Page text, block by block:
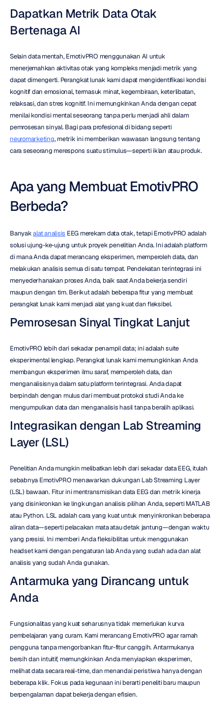
Dapatkan Metrik Data Otak
Bertenaga AI
Selain data mentah, EmotivPRO menggunakan AI untuk
menerjemahkan aktivitas otak yang kompleks menjadi metrik yang
dapat dimengerti. Perangkat lunak kami dapat mengidentifikasi kondisi
kognitif dan emosional, termasuk minat, kegembiraan, keterlibatan,
relaksasi, dan stres kognitif. Ini memungkinkan Anda dengan cepat
menilai kondisi mental seseorang tanpa perlu menjadi ahli dalam
pemrosesan sinyal. Bagi para profesional di bidang seperti
neuromarketing, metrik ini memberikan wawasan langsung tentang
cara seseorang merespons suatu stimulus—seperti iklan atau produk.
Apa yang Membuat EmotivPRO
Berbeda?
Banyak alat analisis EEG merekam data otak, tetapi EmotivPRO adalah
solusi ujung-ke-ujung untuk proyek penelitian Anda. Ini adalah platform
di mana Anda dapat merancang eksperimen, memperoleh data, dan
melakukan analisis semua di satu tempat. Pendekatan terintegrasi ini
menyederhanakan proses Anda, baik saat Anda bekerja sendiri
maupun dengan tim. Berikut adalah beberapa fitur yang membuat
perangkat lunak kami menjadi alat yang kuat dan fleksibel.
Pemrosesan Sinyal Tingkat Lanjut
EmotivPRO lebih dari sekadar penampil data; ini adalah suite
eksperimental lengkap. Perangkat lunak kami memungkinkan Anda
membangun eksperimen ilmu saraf, memperoleh data, dan
menganalisisnya dalam satu platform terintegrasi. Anda dapat
berpindah dengan mulus dari membuat protokol studi Anda ke
mengumpulkan data dan menganalisis hasil tanpa beralih aplikasi.
Integrasikan dengan Lab Streaming
Layer (LSL)
Penelitian Anda mungkin melibatkan lebih dari sekadar data EEG, itulah
sebabnya EmotivPRO menawarkan dukungan Lab Streaming Layer
(LSL) bawaan. Fitur ini mentransmisikan data EEG dan metrik kinerja
yang disinkronkan ke lingkungan analisis pilihan Anda, seperti MATLAB
atau Python. LSL adalah cara yang kuat untuk menyinkronkan beberapa
aliran data—seperti pelacakan mata atau detak jantung—dengan waktu
yang presisi. Ini memberi Anda fleksibilitas untuk menggunakan
headset kami dengan pengaturan lab Anda yang sudah ada dan alat
analisis yang sudah Anda gunakan.
Antarmuka yang Dirancang untuk
Anda
Fungsionalitas yang kuat seharusnya tidak memerlukan kurva
pembelajaran yang curam. Kami merancang EmotivPRO agar ramah
pengguna tanpa mengorbankan fitur-fitur canggih. Antarmukanya
bersih dan intuitif, memungkinkan Anda menyiapkan eksperimen,
melihat data secara real-time, dan menandai peristiwa hanya dengan
beberapa klik. Fokus pada kegunaan ini berarti peneliti baru maupun
berpengalaman dapat bekerja dengan efisien.